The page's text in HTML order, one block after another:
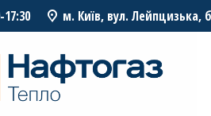
м. Київ, вул. Лейпцизька,
ПРО НАС АКТУАЛЬНЕ